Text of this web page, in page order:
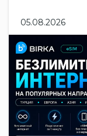
05.08.2026